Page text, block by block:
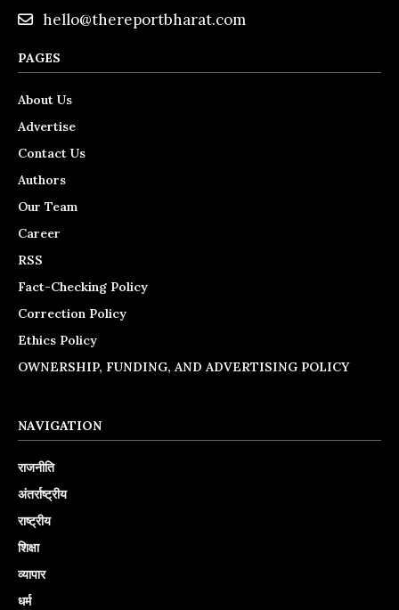
hello@thereportbharat.com
PAGES
About Us
Advertise
Contact Us
Authors
Our Team
Career
RSS
Fact-Checking Policy
Correction Policy
Ethics Policy
OWNERSHIP, FUNDING, AND ADVERTISING POLICY
NAVIGATION
राजनीति
अंतर्राष्ट्रीय
राष्ट्रीय
शिक्षा
व्यापार
धर्म